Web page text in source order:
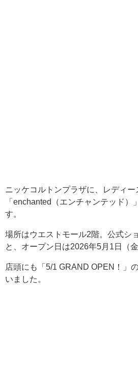
ニッケコルトンプラザに、レディ
「enchanted（エンチャンテッド）
す。
場所はウエストモール2階。公式シ
と、オープン日は2026年5月1日（金
店頭にも「5/1 GRAND OPEN！」
いました。